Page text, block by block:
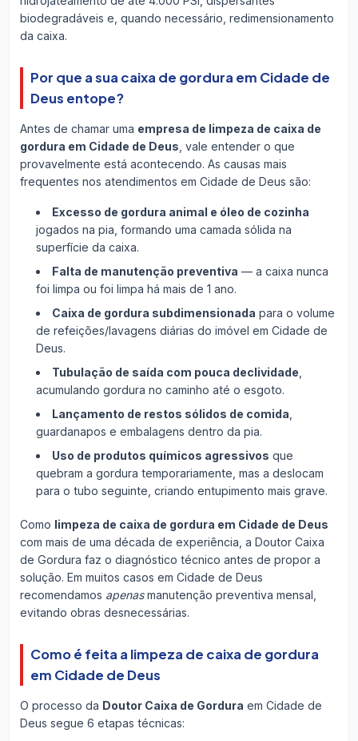
biodegradáveis e, quando necessário, redimensionamento
da caixa.
Por que a sua caixa de gordura em Cidade de
Deus entope?
Antes de chamar uma empresa de limpeza de caixa de
gordura em Cidade de Deus , vale entender o que
provavelmente está acontecendo. As causas mais
frequentes nos atendimentos em Cidade de Deus são:
Excesso de gordura animal e óleo de cozinha
jogados na pia, formando uma camada sólida na
superfície da caixa.
Falta de manutenção preventiva — a caixa nunca
foi limpa ou foi limpa há mais de 1 ano.
Caixa de gordura subdimensionada para o volume
de refeições/lavagens diárias do imóvel em Cidade de
Deus.
Tubulação de saída com pouca declividade
acumulando gordura no caminho até o esgoto.
Lançamento de restos sólidos de comida
guardanapos e embalagens dentro da pia.
Uso de produtos químicos agressivos que
quebram a gordura temporariamente, mas a deslocam
para o tubo seguinte, criando entupimento mais grave.
Como limpeza de caixa de gordura em Cidade de Deus
com mais de uma década de experiência, a Doutor Caixa
de Gordura faz o diagnóstico técnico antes de propor a
solução. Em muitos casos em Cidade de Deus
recomendamos apenasmanutenção preventiva mensal,
evitando obras desnecessárias.
Como é feita a limpeza de caixa de gordura
em Cidade de Deus
O processo da Doutor Caixa de Gordura em Cidade de
Deus segue 6 etapas técnicas: